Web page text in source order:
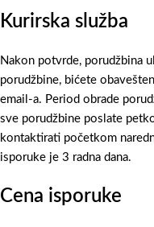
Kurirska služba
Nakon potvrde, porudžbina
porudžbine, bićete
email-a. Period obrade
sve porudžbine poslate
kontaktirati početkom
isporuke je 3 radna dana.
Cena isporuke